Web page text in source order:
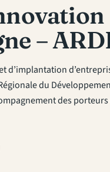
–
d’implantation
Régionale du
des